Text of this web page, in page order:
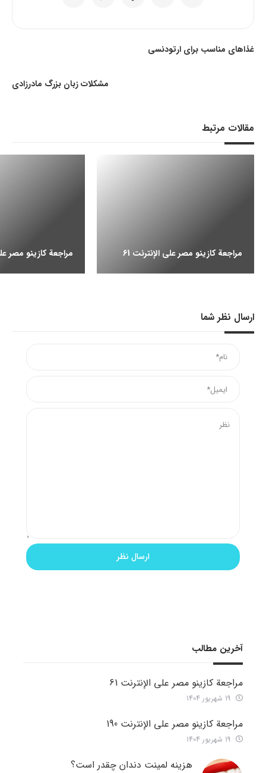
غذاهای مناسب برای ارتودنسی
مشکلات زبان بزرگ مادرزادی
مقالات مرتبط
مراجعة كازينو مصر على الإنترنت 61 مراجعة كازينو مصر على
ارسال نظر شما
آخرین مطالب
مراجعة كازينو مصر على الإنترنت 61
مراجعة كازينو مصر على الإنترنت 190
هزینه لمینت دندان چقدر است؟